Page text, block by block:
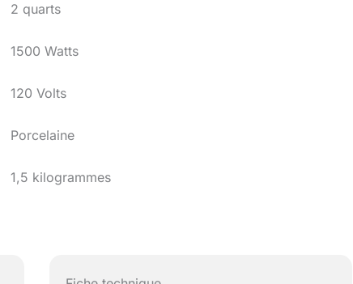
2 quarts
1500 Watts
120 Volts
Porcelaine
1,5 kilogrammes